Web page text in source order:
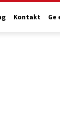
Kontakt Ge